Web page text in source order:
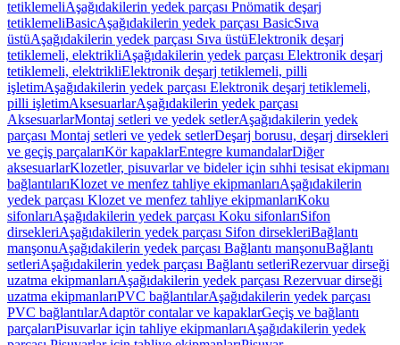
tetiklemeliAşağıdakilerin yedek parçası Pnömatik deşarj
tetiklemeliBasicAşağıdakilerin yedek parçası BasicSıva
üstüAşağıdakilerin yedek parçası Sıva üstüElektronik deşarj
tetiklemeli, elektrikliAşağıdakilerin yedek parçası Elektronik deşarj
tetiklemeli, elektrikliElektronik deşarj tetiklemeli, pilli
işletimAşağıdakilerin yedek parçası Elektronik deşarj tetiklemeli,
pilli işletimAksesuarlarAşağıdakilerin yedek parçası
AksesuarlarMontaj setleri ve yedek setlerAşağıdakilerin yedek
parçası Montaj setleri ve yedek setlerDeşarj borusu, deşarj dirsekleri
ve geçiş parçalarıKör kapaklarEntegre kumandalarDiğer
aksesuarlarKlozetler, pisuvarlar ve bideler için sıhhi tesisat ekipmanı
bağlantılarıKlozet ve menfez tahliye ekipmanlarıAşağıdakilerin
yedek parçası Klozet ve menfez tahliye ekipmanlarıKoku
sifonlarıAşağıdakilerin yedek parçası Koku sifonlarıSifon
dirsekleriAşağıdakilerin yedek parçası Sifon dirsekleriBağlantı
manşonuAşağıdakilerin yedek parçası Bağlantı manşonuBağlantı
setleriAşağıdakilerin yedek parçası Bağlantı setleriRezervuar dirseği
uzatma ekipmanlarıAşağıdakilerin yedek parçası Rezervuar dirseği
uzatma ekipmanlarıPVC bağlantılarAşağıdakilerin yedek parçası
PVC bağlantılarAdaptör contalar ve kapaklarGeçiş ve bağlantı
parçalarıPisuvarlar için tahliye ekipmanlarıAşağıdakilerin yedek